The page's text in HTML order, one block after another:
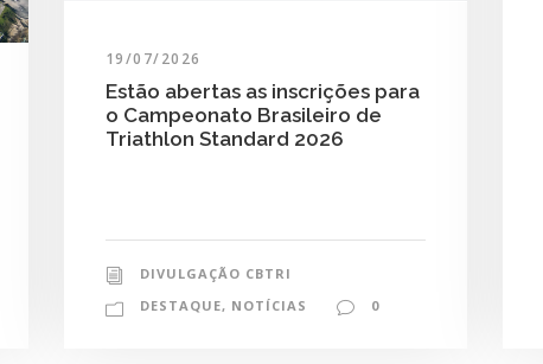
19/07/2026
Estão abertas as inscrições para
o Campeonato Brasileiro de
Triathlon Standard 2026
DIVULGAÇÃO CBTRI
DESTAQUE, NOTÍCIAS 0